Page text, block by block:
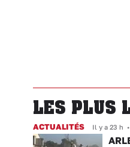
LES PLUS
ACTUALITÉS Il y a 23 h •